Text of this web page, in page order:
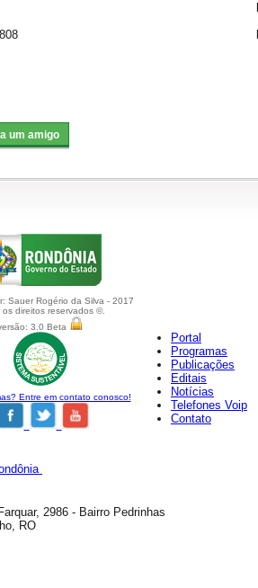
808
Sauer Rogério da Silva - 2017
os direitos reservados ©.
3.0 Beta
Entre em contato conosco!
Portal
Programas
Publicações
Editais
Notícias
Telefones Voip
Contato
2986 - Bairro Pedrinhas
RO